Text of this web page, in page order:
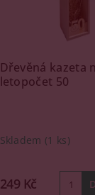
Dřevěná kazeta
letopočet 50
Skladem (1 ks)
249 Kč